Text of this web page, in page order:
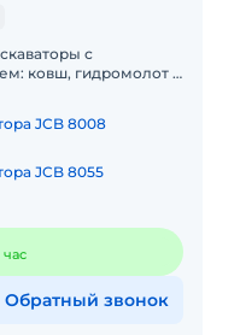
с
ковш, гидромолот и
JCB 8008
JCB 8055
час
Обратный звонок